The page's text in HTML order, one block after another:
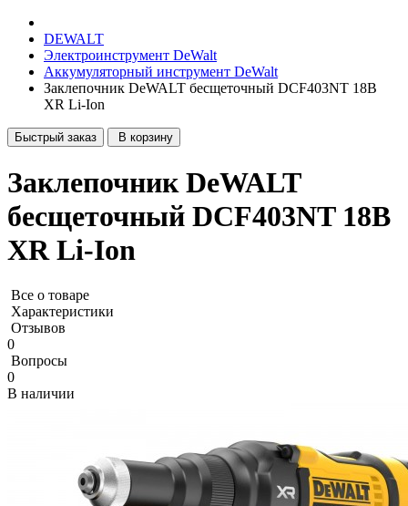
DEWALT
Электроинструмент DeWalt
Аккумуляторный инструмент DeWalt
Заклепочник DeWALT бесщеточный DCF403NT 18В
XR Li-Ion
Быстрый заказ В корзину
Заклепочник DeWALT
бесщеточный DCF403NT 18В
XR Li-Ion
Все о товаре
Характеристики
Отзывов
0
Вопросы
0
В наличии